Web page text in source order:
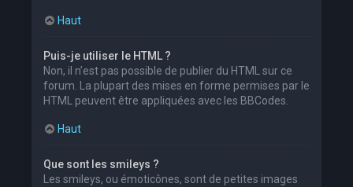
Haut
Puis-je utiliser le HTML ?
Non, il n’est pas possible de publier du HTML sur ce
forum. La plupart des mises en forme permises par le
HTML peuvent être appliquées avec les BBCodes.
Haut
Que sont les smileys ?
Les smileys, ou émoticônes, sont de petites images